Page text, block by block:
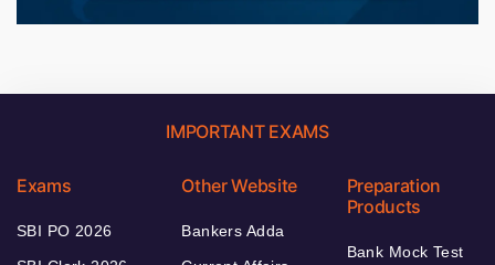
IMPORTANT EXAMS
Exams
SBI PO 2026
Other Website
Bankers Adda
Preparation
Products
Bank Mock Test